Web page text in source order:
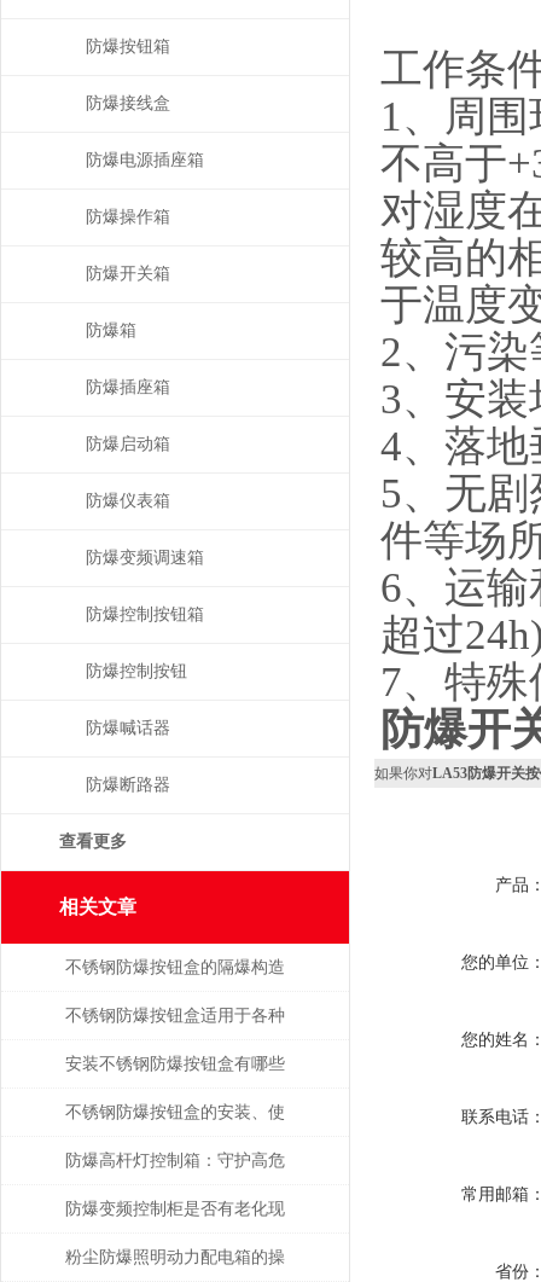
工作条
1、周
不高于
对湿度
较高的
于温度
2、污
3、安
4、落
5、无
件等场
6、运
超过
7、特
防爆开
如果你对LA53防爆开关
产品
您的单位
您的姓名
联系电话
常用邮箱
省份
防爆按钮箱
防爆接线盒
防爆电源插座箱
防爆操作箱
防爆开关箱
防爆箱
防爆插座箱
防爆启动箱
防爆仪表箱
防爆变频调速箱
防爆控制按钮箱
防爆控制按钮
防爆喊话器
防爆断路器
查看更多
相关文章
不锈钢防爆按钮盒的隔爆构造
与危化工况应用技术探析
不锈钢防爆按钮盒适用于各种
易燃易爆环境
安装不锈钢防爆按钮盒有哪些
操作？
不锈钢防爆按钮盒的安装、使
用与维修
防爆高杆灯控制箱：守护高危
环境的光明中枢
防爆变频控制柜是否有老化现
象？从这几点着手观察
粉尘防爆照明动力配电箱的操